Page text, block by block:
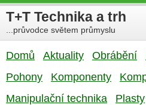
T+T Technika a trh
...průvodce světem průmyslu
Domů Aktuality Obrábění
Pohony
Komponenty
Manipulační technika
Plasty